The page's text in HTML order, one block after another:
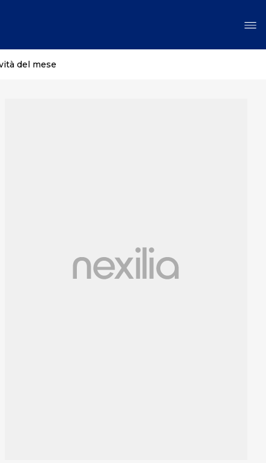
del mese